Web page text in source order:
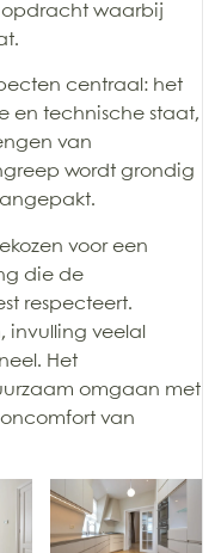
opdracht waarbij
centraal: het
en technische staat,
van
wordt grondig
voor een
die de
respecteert.
invulling veelal
Het
omgaan met
van